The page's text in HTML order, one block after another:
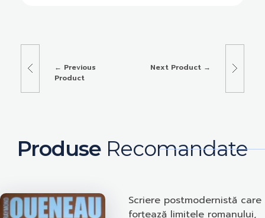
Previous
Product
Next Product
Produse Recomandate
Scriere postmodernistă care
forțează limitele romanului,